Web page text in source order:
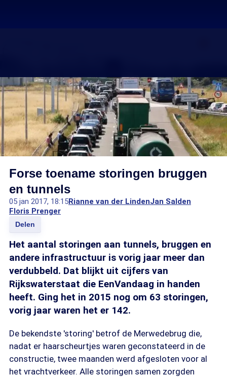
Forse toename storingen bruggen
en tunnels
05 jan 2017, 18:15Rianne van der LindenJan Salden
Floris Prenger
Delen
Het aantal storingen aan tunnels, bruggen en
andere infrastructuur is vorig jaar meer dan
verdubbeld. Dat blijkt uit cijfers van
Rijkswaterstaat die EenVandaag in handen
heeft. Ging het in 2015 nog om 63 storingen,
vorig jaar waren het er 142.
De bekendste 'storing' betrof de Merwedebrug die,
nadat er haarscheurtjes waren geconstateerd in de
constructie, twee maanden werd afgesloten voor al
het vrachtverkeer. Alle storingen samen zorgden